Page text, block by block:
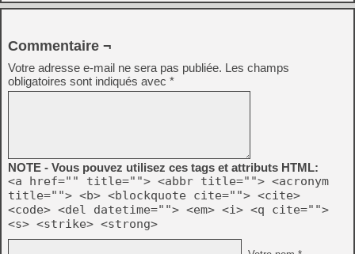
Commentaire ¬
Votre adresse e-mail ne sera pas publiée. Les champs
obligatoires sont indiqués avec *
NOTE - Vous pouvez utilisez ces tags et attributs HTML:
<a href="" title=""> <abbr title=""> <acronym
title=""> <b> <blockquote cite=""> <cite>
<code> <del datetime=""> <em> <i> <q cite="">
<s> <strike> <strong>